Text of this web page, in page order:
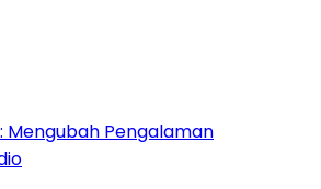
Mengubah Pengalaman